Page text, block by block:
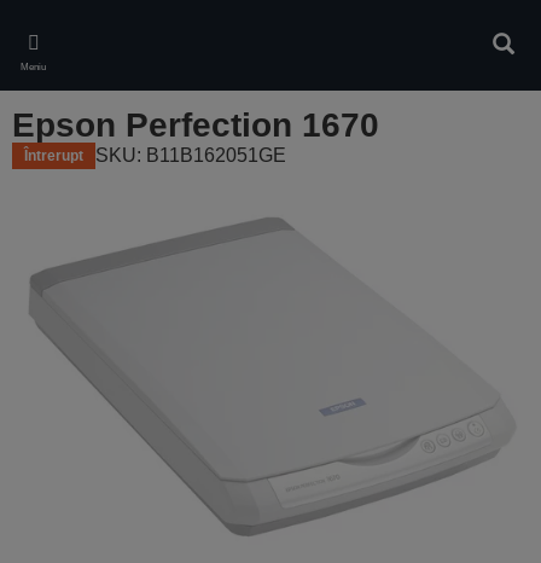
main
content
Meniu
Epson Perfection 1670
Întrerupt SKU: B11B162051GE